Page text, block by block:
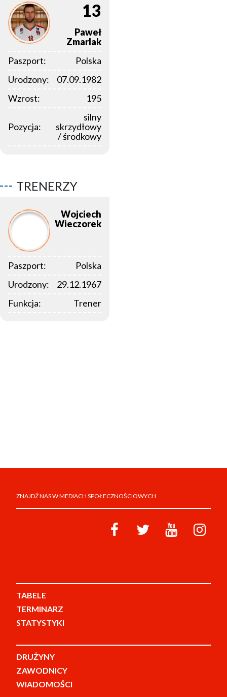
13
Paweł
Zmarlak
Paszport:
Polska
Urodzony:
07.09.1982
Wzrost:
195
Pozycja:
silny
skrzydłowy
/ środkowy
TRENERZY
Wojciech
Wieczorek
Paszport:
Polska
Urodzony:
29.12.1967
Funkcja:
Trener
ZNAJDŹ NAS W MEDIACH SPOŁECZNOŚCIOWYCH
TABELE
TERMINARZ
STATYSTYKI
DRUŻYNY
ZAWODNICY
WIADOMOŚCI